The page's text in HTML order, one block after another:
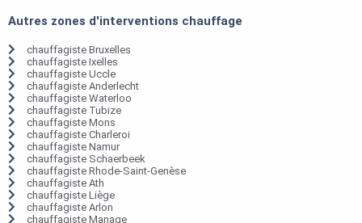
Autres zones d'interventions chauffage
chauffagiste Bruxelles
chauffagiste Ixelles
chauffagiste Uccle
chauffagiste Anderlecht
chauffagiste Waterloo
chauffagiste Tubize
chauffagiste Mons
chauffagiste Charleroi
chauffagiste Namur
chauffagiste Schaerbeek
chauffagiste Rhode-Saint-Genèse
chauffagiste Ath
chauffagiste Liège
chauffagiste Arlon
chauffagiste Manage